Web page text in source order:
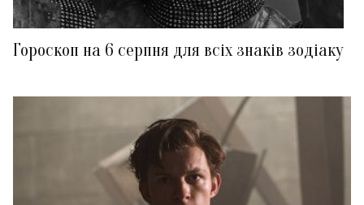
Гороскоп на 6 серпня для всіх знаків зодіаку